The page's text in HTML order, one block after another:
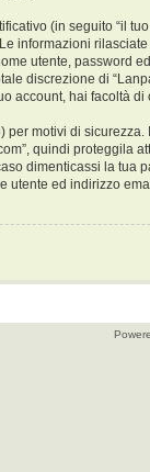
(in seguito “il
informazioni
utente, password
discrezione di
account, hai facoltà
motivi di
quindi proteggila
dimenticassi la tua
utente ed indirizzo